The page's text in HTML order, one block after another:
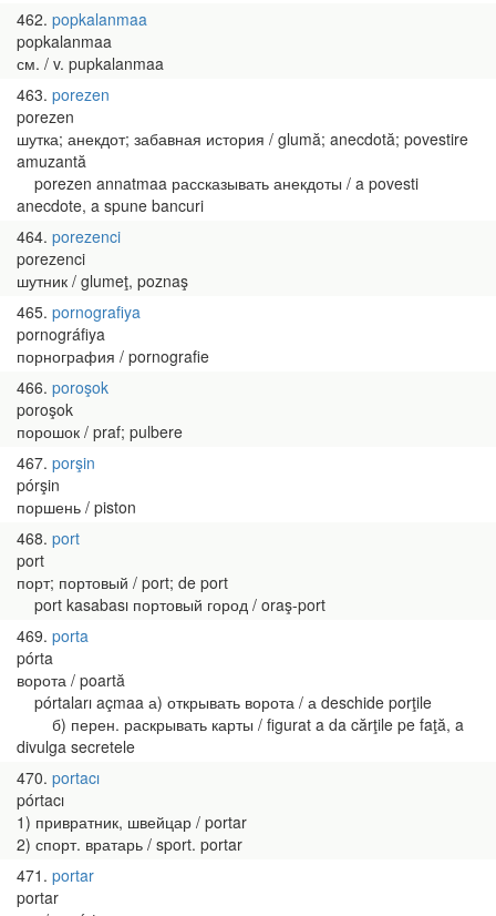
462 popkalanmaa
popkalanmaa
см. / v. pupkalanmaa
463 porezen
porezen
шутка; анекдот; забавная история / glumă; anecdotă; povestire
amuzantă
porezen annatmaa рассказывать анекдоты / a povesti
anecdote, a spune bancuri
464 porezenci
porezenci
шутник / glumeţ, poznaş
465 pornografiya
pornográfiya
порнография / pornografie
466 poroşok
poroşok
порошок / praf; pulbere
467 porşin
pórşin
поршень / piston
468 port
port
порт; портовый / port; de port
port kasabası портовый город / oraş-port
469 porta
pórta
ворота / poartă
pórtaları açmaa а) открывать ворота / а deschide porţile
б) перен. раскрывать карты / figurat a da cărţile pe faţă, a
divulga secretele
470 portacı
pórtacı
1) привратник, швейцар / portar
2) спорт. вратарь / sport. portar
471 portar
portar